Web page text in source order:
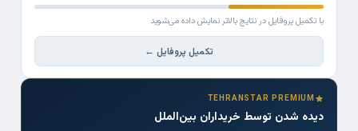
با تکمیل پروفایل در نتایج بالاتر نمایش داده می‌شوید
تکمیل پروفایل ←
TEHRANSTAR PREMIUM
دیده شدن توسط خریداران بین‌الملل